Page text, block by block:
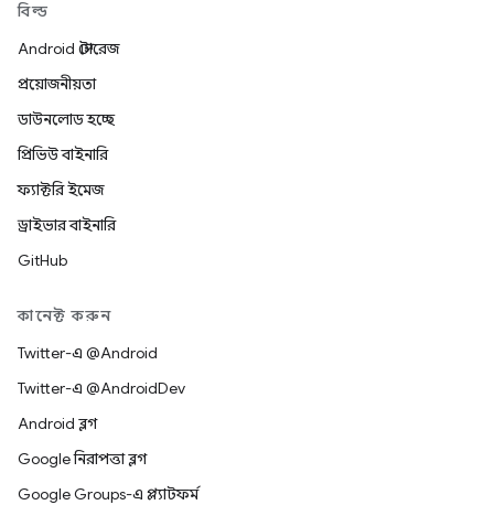
বিল্ড
Android স্টোরেজ
প্রয়োজনীয়তা
ডাউনলোড হচ্ছে
প্রিভিউ বাইনারি
ফ্যাক্টরি ইমেজ
ড্রাইভার বাইনারি
GitHub
কানেক্ট করুন
Twitter-এ @Android
Twitter-এ @AndroidDev
Android ব্লগ
Google নিরাপত্তা ব্লগ
Google Groups-এ প্ল্যাটফর্ম